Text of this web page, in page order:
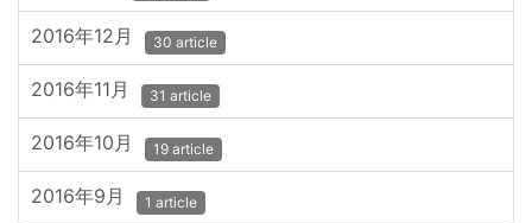
2016年12月 30 article
2016年11月 31 article
2016年10月 19 article
2016年9月 1 article